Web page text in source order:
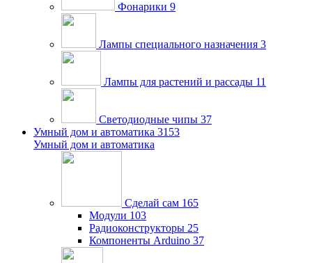
Фонарики 9
Лампы специального назначения 3
Лампы для растений и рассады 11
Светодиодные чипы 37
Умный дом и автоматика 3153
Умный дом и автоматика
Сделай сам 165
Модули 103
Радиоконструкторы 25
Компоненты Arduino 37